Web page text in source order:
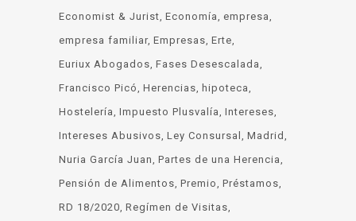
Economist & Jurist Economía empresa
empresa familiar Empresas Erte
Euriux Abogados Fases Desescalada
Francisco Picó Herencias
hipoteca
Hostelería Impuesto Plusvalía Intereses
Intereses Abusivos Ley Consursal
Madrid
Nuria García Juan Partes de una Herencia
Pensión de Alimentos Premio Préstamos
RD 18/2020 Regímen de Visitas